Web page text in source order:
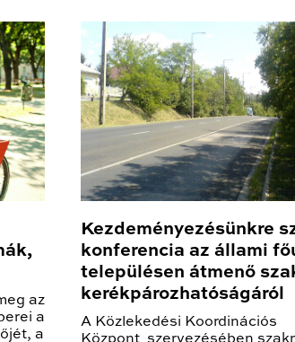
az
a
a
Kezdeményezésünkre
konferencia az állami
településen átmenő
kerékpározhatóságáról
A Közlekedési Koordinációs